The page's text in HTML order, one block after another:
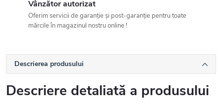
Vânzător autorizat
Oferim servicii de garanție și post-garanție pentru toate
mărcile în magazinul nostru online !
Descrierea produsului
Descriere detaliată a produsului